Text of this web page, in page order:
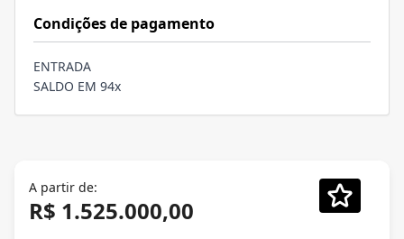
Condições de pagamento
ENTRADA
SALDO EM 94x
A partir de:
R$ 1.525.000,00